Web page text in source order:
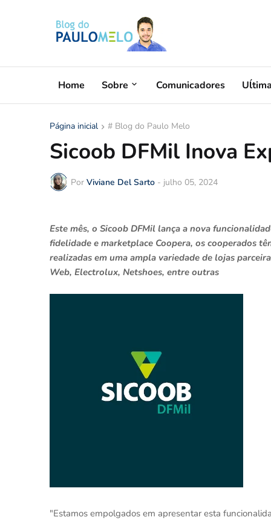
Home Sobre Comunicadores
Página inicial # Blog do Paulo Melo
Sicoob DFMil Inova
Por Viviane Del Sarto - julho 05, 2024
Este mês, o Sicoob DFMil lança a nova
fidelidade e marketplace Coopera, os cooperados
realizadas em uma ampla variedade de lojas
Web, Electrolux, Netshoes, entre outras
"Estamos empolgados em apresentar esta